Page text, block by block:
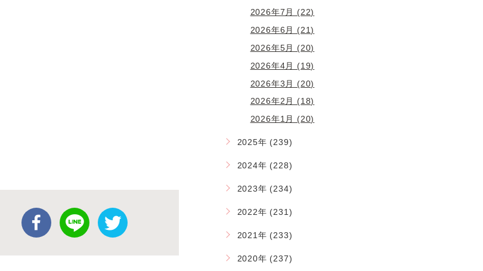
2026年7月 (22)
2026年6月 (21)
2026年5月 (20)
2026年4月 (19)
2026年3月 (20)
2026年2月 (18)
2026年1月 (20)
2025年 (239)
2024年 (228)
2023年 (234)
2022年 (231)
2021年 (233)
2020年 (237)